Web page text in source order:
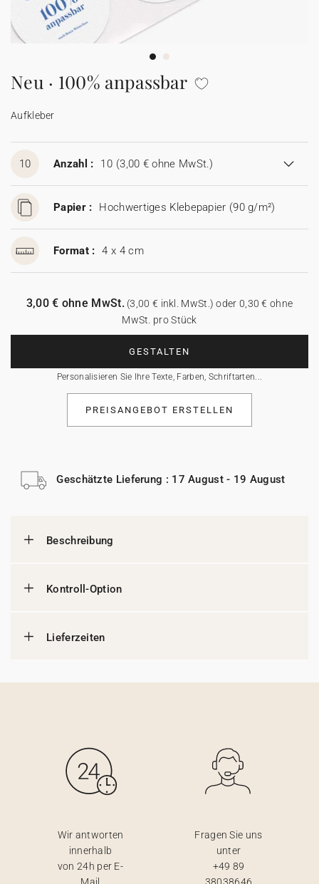
100% personalisierbare Karten
Adressaufkleber für Umschläge
Aufkleber
Neu · 100% anpassbar
Aufkleber
10 Anzahl : 10 (3,00 € ohne MwSt.)
Papier : Hochwertiges Klebepapier (90 g/m²)
Format : 4 x 4 cm
GESTALTEN
Personalisieren Sie Ihre Texte, Farben, Schriftarten...
3,00 € ohne MwSt.(3,00 € inkl. MwSt.) oder 0,30 € ohne
MwSt. pro Stück
PREISANGEBOT ERSTELLEN
Geschätzte Lieferung : 17 August - 19 August
Beschreibung
Kontroll-Option
Lieferzeiten
Wir antworten
innerhalb
von 24h per E-
Fragen Sie uns
unter
+49 89